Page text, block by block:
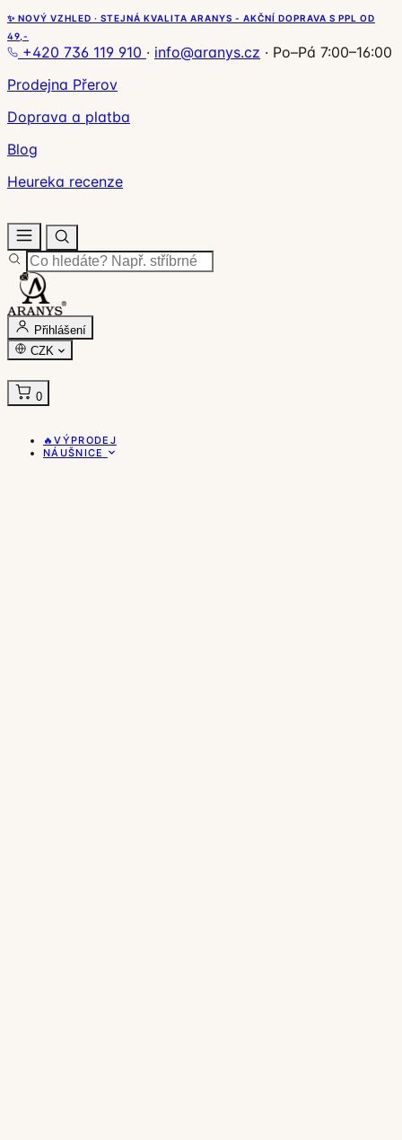
✨ NOVÝ VZHLED · STEJNÁ KVALITA ARANYS - AKČNÍ DOPRAVA S PPL OD
49,-
+420 736 119 910 · info@aranys.cz · Po–Pá 7:00–16:00
Prodejna Přerov
Doprava a platba
Blog
Heureka recenze
Přihlášení
CZK
0
🔥VÝPRODEJ
NÁUŠNICE